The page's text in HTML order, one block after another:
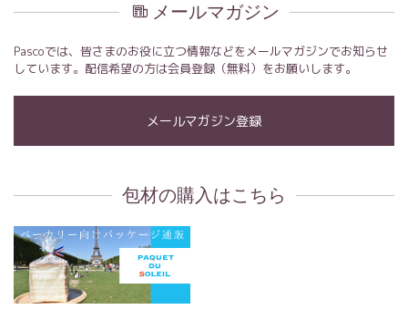
メールマガジン
Pascoでは、皆さまのお役に立つ情報などをメールマガジンでお知らせ
しています。配信希望の方は会員登録（無料）をお願いします。
メールマガジン登録
包材の購入はこちら